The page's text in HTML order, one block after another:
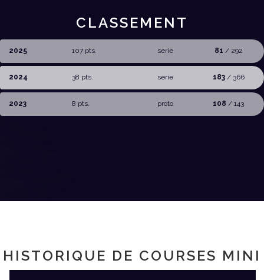
CLASSEMENT
2025 107 pts. serie 81 / 292
2024 38 pts. serie 183/ 366
2023 8 pts. proto 108 / 143
HISTORIQUE DE COURSES MINI